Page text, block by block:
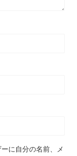
に自分の名前、メ